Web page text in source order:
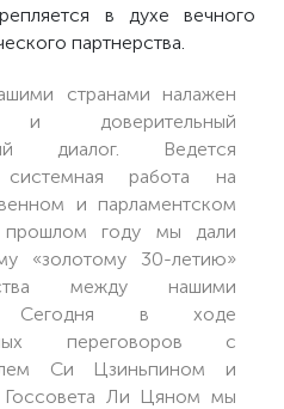
в духе вечного
партнерства.
странами налажен
и доверительный
диалог. Ведется
системная работа на
и парламентском
прошлом году мы дали
«золотому 30-летию»
между нашими
Сегодня в ходе
переговоров с
Си Цзиньпином и
Ли Цяном мы